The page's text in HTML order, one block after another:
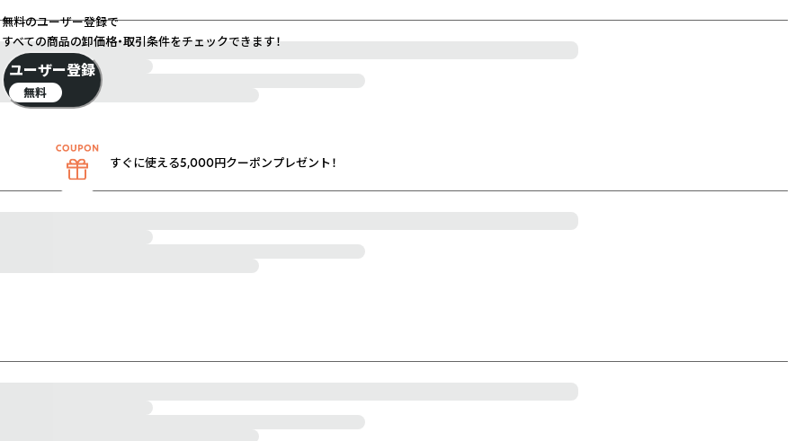
無料のユーザー登録で
すべての商品の卸価格・取引条件をチェックできます！
ユーザー登録
無料
すぐに使える5,000円クーポンプレゼント！